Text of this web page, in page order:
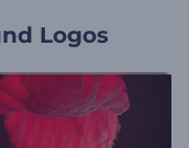
Logos